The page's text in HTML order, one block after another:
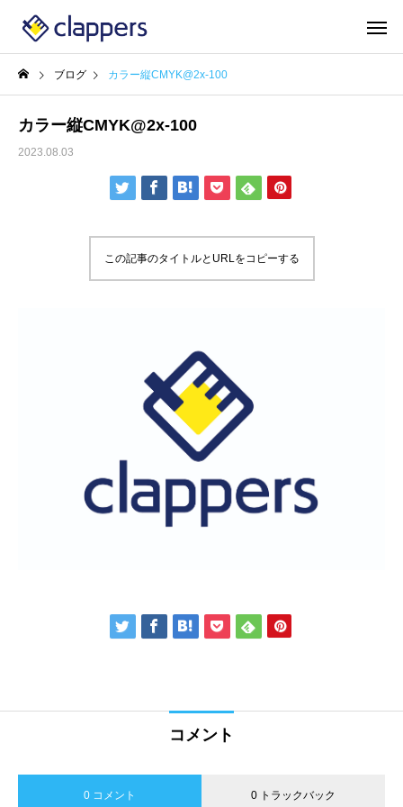
ブログ カラー縦CMYK@2x-100
カラー縦CMYK@2x-100
2023.08.03
この記事のタイトルとURLをコピーする
コメント
0 コメント 0 トラックバック